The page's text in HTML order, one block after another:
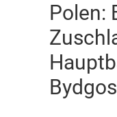
Polen: